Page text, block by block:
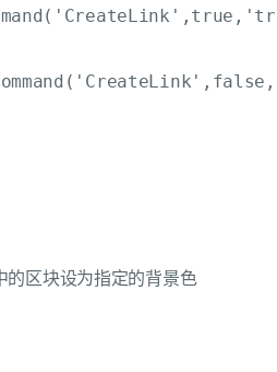
区块设为指定的背景色